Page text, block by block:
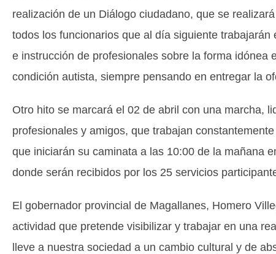
realización de un Diálogo ciudadano, que se
todos los funcionarios que al día siguiente
e instrucción de profesionales sobre la forma
condición autista, siempre pensando en entregar la
Otro hito se marcará el 02 de abril con una marcha,
profesionales y amigos, que trabajan
que iniciarán su caminata a las 10:00 de la mañana
donde serán recibidos por los 25 servicios
El gobernador provincial de Magallanes, Homero
actividad que pretende visibilizar y trabajar en una
lleve a nuestra sociedad a un cambio cultural y de